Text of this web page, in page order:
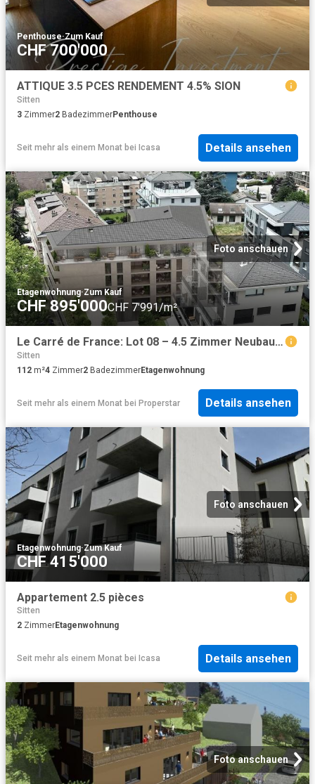
Penthouse·Zum Kauf
CHF 700'000
ATTIQUE 3.5 PCES RENDEMENT 4.5% SION
Sitten
3 Zimmer2 BadezimmerPenthouse
Seit mehr als einem Monat bei Icasa Details ansehen
Foto anschauen
Etagenwohnung·Zum Kauf
CHF 895'000CHF 7'991/m²
Le Carré de France: Lot 08 – 4.5 Zimmer Neubau im Herzen von Sitten
Sitten
112 m²4 Zimmer2 BadezimmerEtagenwohnung
Seit mehr als einem Monat bei Properstar Details ansehen
Foto anschauen
Etagenwohnung·Zum Kauf
CHF 415'000
Appartement 2.5 pièces
Sitten
2 ZimmerEtagenwohnung
Seit mehr als einem Monat bei Icasa Details ansehen
Foto anschauen